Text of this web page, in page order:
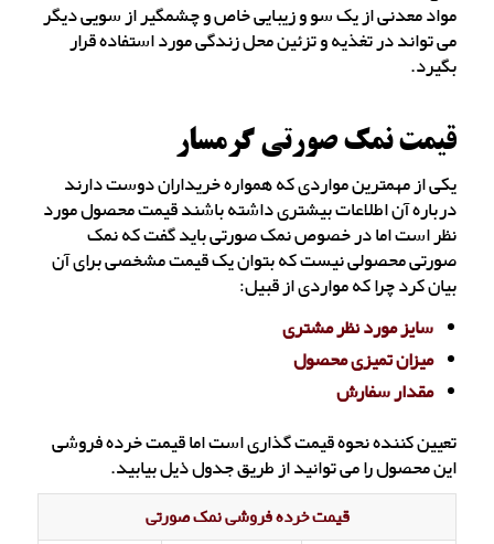
مواد معدنی از یک سو و زیبایی خاص و چشمگیر از سویی دیگر
می تواند در تغذیه و تزئین محل زندگی مورد استفاده قرار
بگیرد.
قیمت نمک صورتی گرمسار
یکی از مهمترین مواردی که همواره خریداران دوست دارند
درباره آن اطلاعات بیشتری داشته باشند قیمت محصول مورد
نظر است اما در خصوص نمک صورتی باید گفت که نمک
صورتی محصولی نیست که بتوان یک قیمت مشخصی برای آن
بیان کرد چرا که مواردی از قبیل:
سایز مورد نظر مشتری
میزان تمیزی محصول
مقدار سفارش
تعیین کننده نحوه قیمت گذاری است اما قیمت خرده فروشی
این محصول را می توانید از طریق جدول ذیل بیابید.
قیمت خرده فروشی نمک صورتی